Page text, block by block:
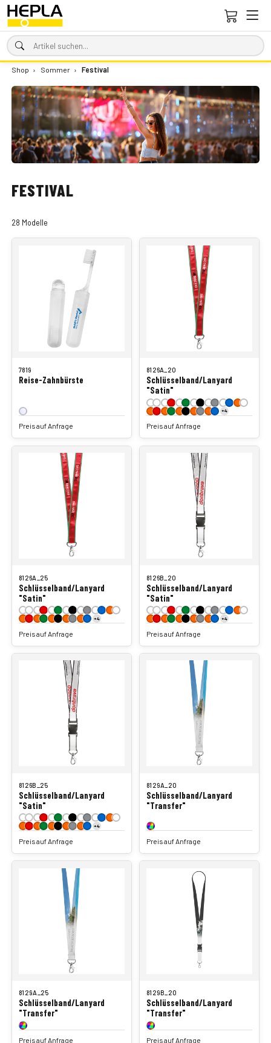
Shop › Sommer › Festival
FESTIVAL
28 Modelle
7819
Reise-Zahnbürste
Preis auf Anfrage
8126A_20
Schlüsselband/Lanyard
"Satin"
+4
Preis auf Anfrage
8126A_25
Schlüsselband/Lanyard
"Satin"
+4
Preis auf Anfrage
8126B_20
Schlüsselband/Lanyard
"Satin"
+4
Preis auf Anfrage
8126B_25
Schlüsselband/Lanyard
"Satin"
+4
Preis auf Anfrage
8129A_20
Schlüsselband/Lanyard
"Transfer"
Preis auf Anfrage
8129A_25
Schlüsselband/Lanyard
"Transfer"
Preis auf Anfrage
8129B_20
Schlüsselband/Lanyard
"Transfer"
Preis auf Anfrage